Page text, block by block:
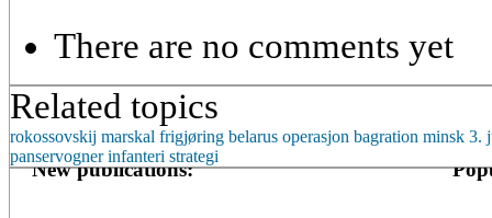
There are no comments yet
Related topics
rokossovskij marskal frigjøring belarus operasjon bagration minsk 3.
panservogner infanteri strategi
New publications: